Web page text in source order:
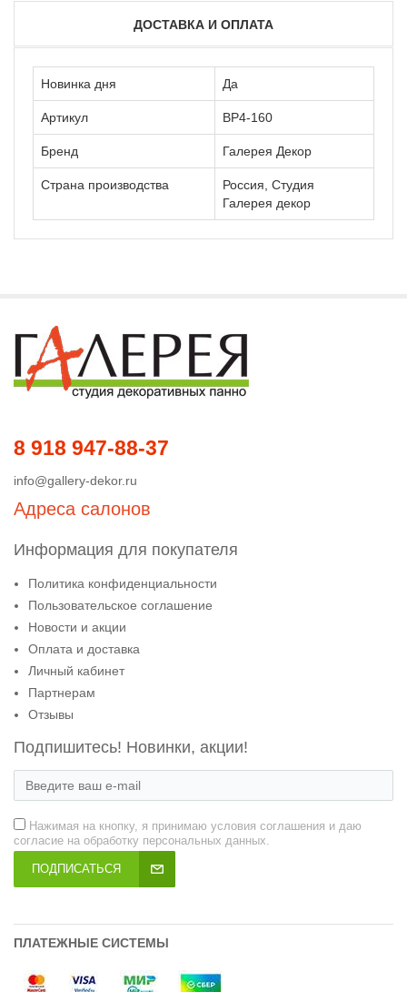
ДОСТАВКА И ОПЛАТА
Новинка дня Да
Артикул ВР4-160
Бренд Галерея Декор
Страна производства
Россия, Студия
Галерея декор
8 918 947-88-37
info@gallery-dekor.ru
Адреса салонов
Информация для покупателя
Политика конфиденциальности
Пользовательское соглашение
Новости и акции
Оплата и доставка
Личный кабинет
Партнерам
Отзывы
Подпишитесь! Новинки, акции!
Нажимая на кнопку, я принимаю условия соглашения и даю
согласие на обработку персональных данных.
ПОДПИСАТЬСЯ
ПЛАТЕЖНЫЕ СИСТЕМЫ